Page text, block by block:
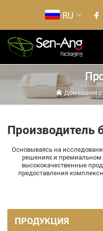
RU
Домашняя
Производитель
Основываясь на
решениях и
высококачественные
предоставления
ПРОДУКЦИЯ